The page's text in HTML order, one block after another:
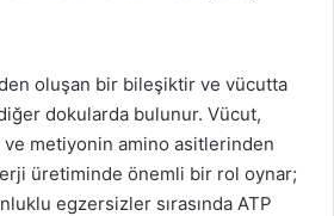
oluşan bir bileşiktir ve vücutta
dokularda bulunur. Vücut,
metiyonin amino asitlerinden
üretiminde önemli bir rol oynar;
egzersizler sırasında ATP